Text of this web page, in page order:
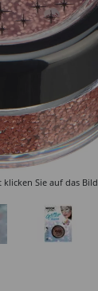
Sie auf das Bild